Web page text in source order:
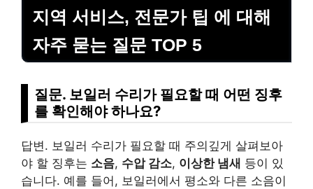
지역 서비스, 전문가 팁 에 대해
자주 묻는 질문 TOP 5
질문. 보일러 수리가 필요할 때 어떤 징후
를 확인해야 하나요?
답변. 보일러 수리가 필요할 때 주의깊게 살펴보아
야 할 징후는 소음, 수압 감소, 이상한 냄새 등이 있
습니다. 예를 들어, 보일러에서 평소와 다른 소음이